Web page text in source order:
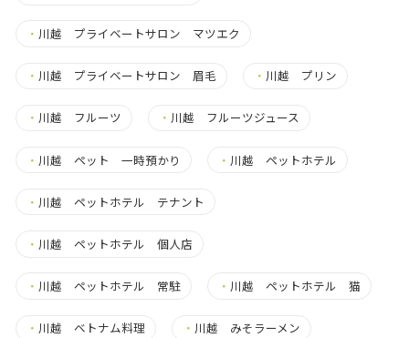
・ 川越 プライベートサロン マツエク
・ 川越 プライベートサロン 眉毛 ・ 川越 プリン
・ 川越 フルーツ ・ 川越 フルーツジュース
・ 川越 ペット 一時預かり ・ 川越 ペットホテル
・ 川越 ペットホテル テナント
・ 川越 ペットホテル 個人店
・ 川越 ペットホテル 常駐 ・ 川越 ペットホテル 猫
・ 川越 ベトナム料理 ・ 川越 みそラーメン